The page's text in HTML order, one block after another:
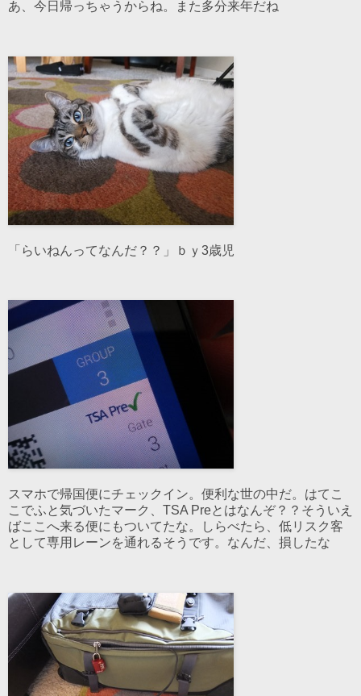
あ、今日帰っちゃうからね。また多分来年だね
「らいねんってなんだ？？」ｂｙ3歳児
スマホで帰国便にチェックイン。便利な世の中だ。はてこ
こでふと気づいたマーク、TSA Preとはなんぞ？？そういえ
ばここへ来る便にもついてたな。しらべたら、低リスク客
として専用レーンを通れるそうです。なんだ、損したな